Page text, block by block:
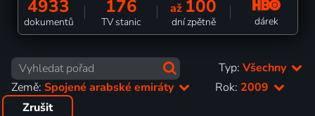
4933
dokumentů
176
TV stanic
až 100
dní zpětně dárek
Typ: Všechny
Země: Spojené arabské emiráty Rok: 2009
Zrušit